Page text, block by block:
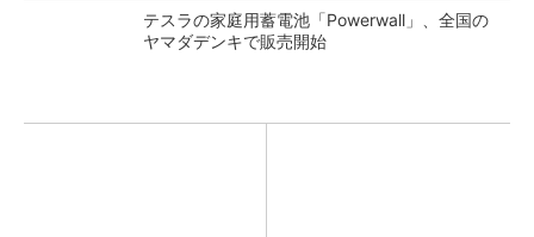
テスラの家庭用蓄電池「Powerwall」、全国の
ヤマダデンキで販売開始